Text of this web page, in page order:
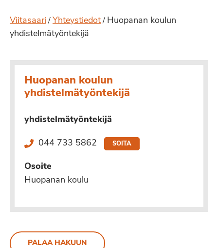
Viitasaari / Yhteystiedot / Huopanan koulun
yhdistelmätyöntekijä
Huopanan koulun
yhdistelmätyöntekijä
yhdistelmätyöntekijä
044 733 5862 SOITA
Osoite
Huopanan koulu
PALAA HAKUUN